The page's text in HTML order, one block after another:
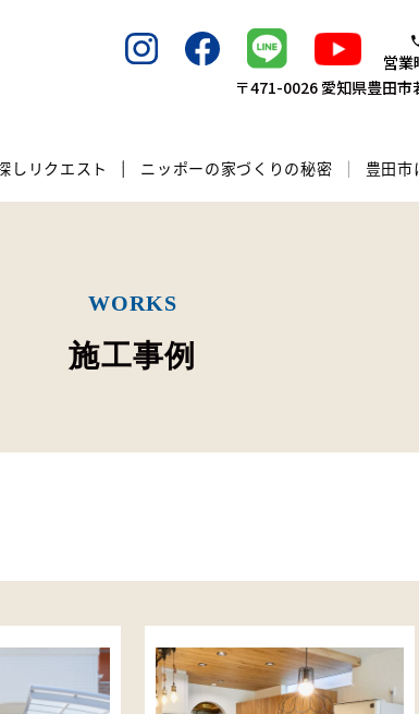
営業
〒471-0026 愛知県豊田
しリクエスト ニッポーの家づくりの秘密 豊田市
WORKS
施工事例